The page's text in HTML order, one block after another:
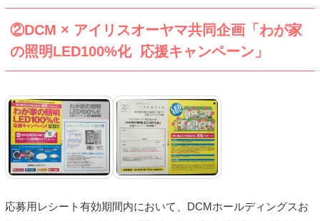
②DCM × アイリスオーヤマ共同企画「わが家
の照明LED100%化 応援キャンペーン」
応募用レシート有効期間内において、DCMホールディングスお